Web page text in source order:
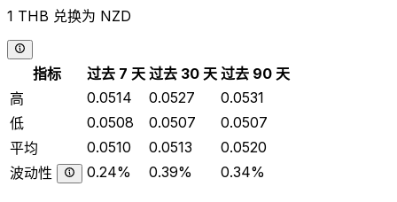
1 THB 兑换为 NZD
指标 过去 7 天 过去 30 天 过去 90 天
高
0.0514 0.0527
0.0531
低
0.0508 0.0507
0.0507
平均
0.0510 0.0513
0.0520
波动性
0.24% 0.39% 0.34%